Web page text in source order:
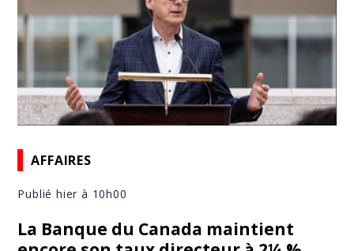
AFFAIRES
Publié hier à 10h00
La Banque du Canada maintient